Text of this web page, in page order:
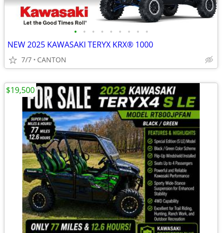
• • • • • • • • •
NEW 2025 KAWASAKI TERYX KRX® 1000
7/7 CANTON
$19,500